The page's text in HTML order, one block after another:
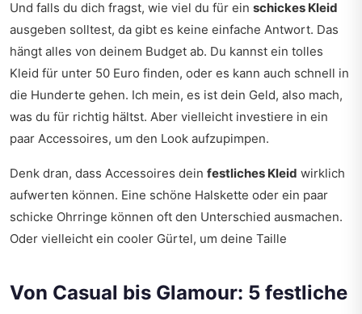
Und falls du dich fragst, wie viel du für ein schickes Kleid
ausgeben solltest, da gibt es keine einfache Antwort. Das
hängt alles von deinem Budget ab. Du kannst ein tolles
Kleid für unter 50 Euro finden, oder es kann auch schnell in
die Hunderte gehen. Ich mein, es ist dein Geld, also mach,
was du für richtig hältst. Aber vielleicht investiere in ein
paar Accessoires, um den Look aufzupimpen.
Denk dran, dass Accessoires dein festliches Kleid wirklich
aufwerten können. Eine schöne Halskette oder ein paar
schicke Ohrringe können oft den Unterschied ausmachen.
Oder vielleicht ein cooler Gürtel, um deine Taille
Von Casual bis Glamour: 5 festliche